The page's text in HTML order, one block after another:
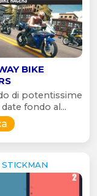
BIKE
di potentissime
fondo al...
STICKMAN